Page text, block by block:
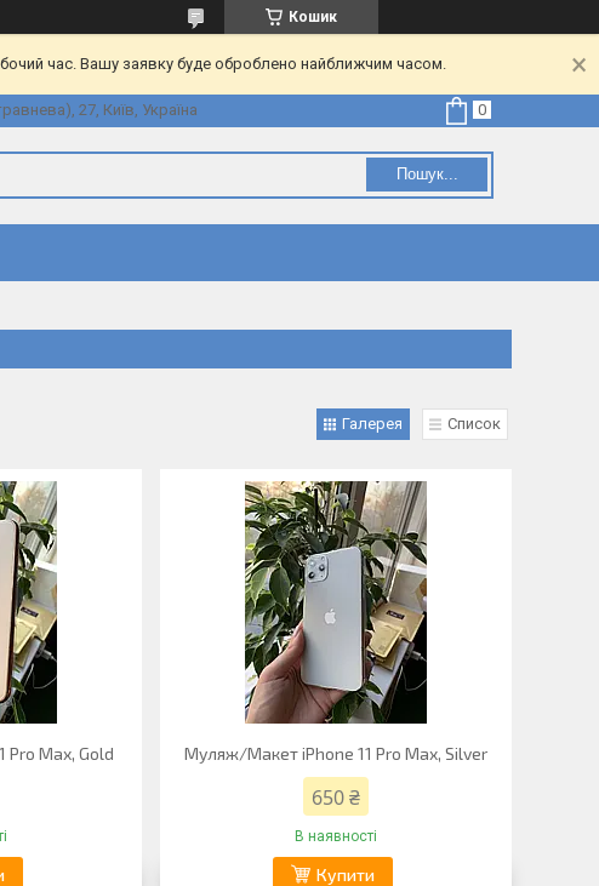
Кошик
час. Вашу заявку буде оброблено найближчим часом.
27, Київ, Україна
Пошук...
Галерея Список
Max, Gold Муляж/Макет iPhone 11 Pro Max, Silver
650 ₴
В наявності
Купити